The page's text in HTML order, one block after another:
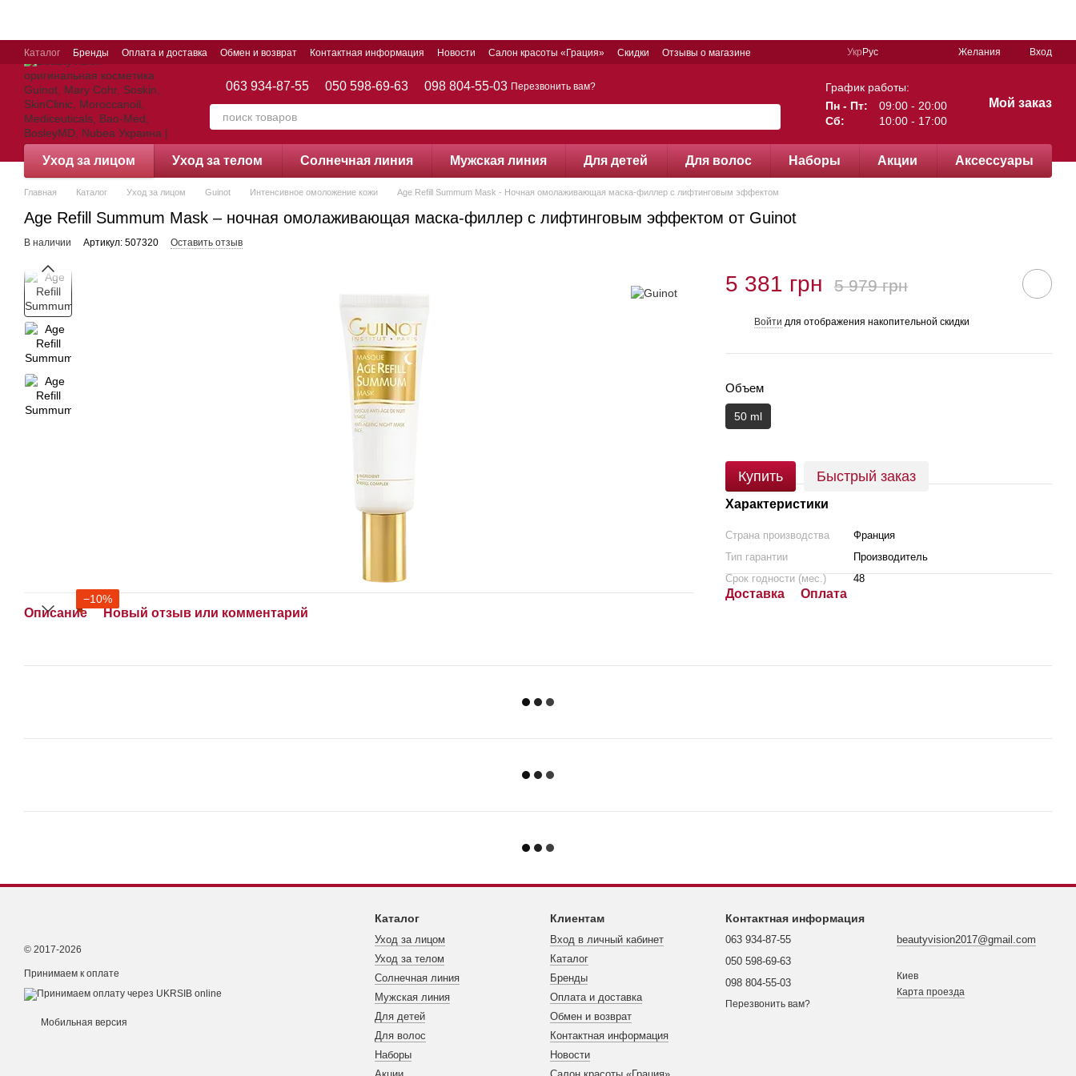
Каталог Бренды Оплата и доставка Обмен и возврат Контактная информация Новости Салон красоты «Грация» Скидки Отзывы о магазине Укр Рус Желания Вход
063 934-87-55 050 598-69-63 098 804-55-03 Перезвонить вам?
График работы:
Пн - Пт:
09:00 - 20:00
Сб:
10:00 - 17:00
Мой заказ
Уход за лицом Уход за телом Cолнечная линия Мужская линия Для детей Для волос Наборы Акции Аксессуары
Главная Каталог Уход за лицом Guinot Интенсивное омоложение кожи Age Refill Summum Mask - Ночная омолаживающая маска-филлер с лифтинговым эффектом
Age Refill Summum Mask – ночная омолаживающая маска-филлер с лифтинговым эффектом от Guinot
В наличии Артикул: 507320 Оставить отзыв
−10%
Описание Новый отзыв или комментарий
5 381 грн 5 979 грн
Войти для отображения накопительной скидки
Объем
50 ml
Купить Быстрый заказ
Характеристики
Страна производства
Франция
Тип гарантии
Производитель
Срок годности (мес.)
48
Доставка Оплата
© 2017-2026
Принимаем к оплате
Мобильная версия
Каталог
Уход за лицом
Уход за телом
Cолнечная линия
Мужская линия
Для детей
Для волос
Наборы
Клиентам
Вход в личный кабинет
Каталог
Бренды
Оплата и доставка
Обмен и возврат
Контактная информация
Новости
Контактная информация
063 934-87-55
050 598-69-63
098 804-55-03
Перезвонить вам?
beautyvision2017@gmail.com
Киев
Карта проезда